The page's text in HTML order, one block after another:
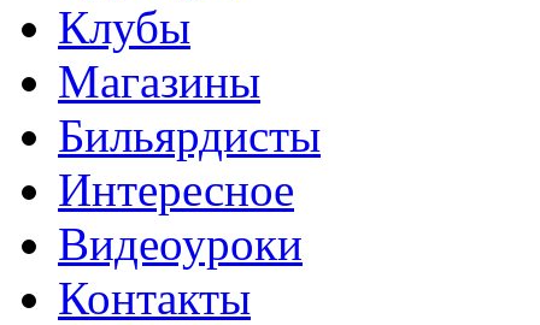
Клубы
Магазины
Бильярдисты
Интересное
Видеоуроки
Контакты